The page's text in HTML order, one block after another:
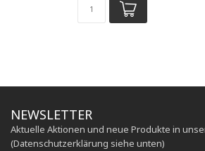
NEWSLETTER
Aktuelle Aktionen und neue Produkte in
(Datenschutzerklärung siehe unten)